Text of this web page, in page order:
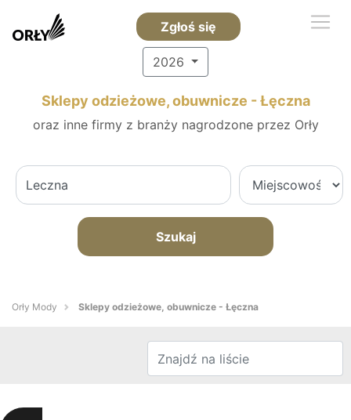
Zgłoś się
2026
Sklepy odzieżowe, obuwnicze - Łęczna
oraz inne firmy z branży nagrodzone przez Orły
Szukaj
Orły Mody Sklepy odzieżowe, obuwnicze - Łęczna